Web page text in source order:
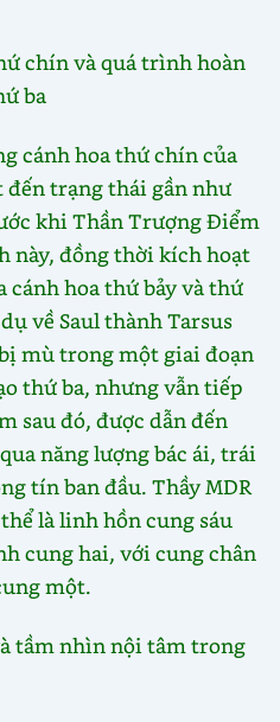
chín và quá trình hoàn
ba
cánh hoa thứ chín của
đến trạng thái gần như
khi Thần Trượng Điểm
này, đồng thời kích hoạt
cánh hoa thứ bảy và thứ
về Saul thành Tarsus
mù trong một giai đoạn
thứ ba, nhưng vẫn tiếp
sau đó, được dẫn đến
năng lượng bác ái, trái
tín ban đầu. Thầy MDR
là linh hồn cung sáu
cung hai, với cung chân
một.
tầm nhìn nội tâm trong